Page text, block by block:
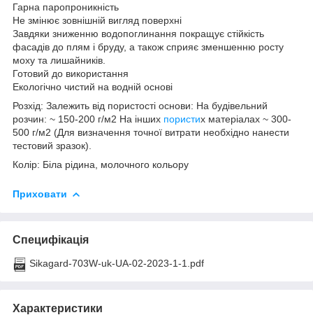
Гарна паропроникність
Не змінює зовнішній вигляд поверхні
Завдяки зниженню водопоглинання покращує стійкість
фасадів до плям і бруду, а також сприяє зменшенню росту
моху та лишайників.
Готовий до використання
Екологічно чистий на водній основі
Розхід: Залежить від пористості основи: На будівельний
розчин: ~ 150-200 г/м2 На інших пористих матеріалах ~ 300-
500 г/м2 (Для визначення точної витрати необхідно нанести
тестовий зразок).
Колір: Біла рідина, молочного кольору
Приховати
Специфікація
Sikagard-703W-uk-UA-02-2023-1-1.pdf
Характеристики